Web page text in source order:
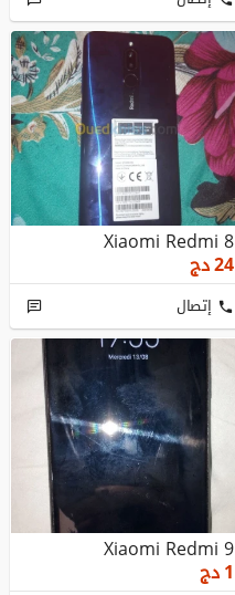
Xiaomi Redmi 8
24دج
إتصال
Xiaomi Redmi 9
1دج